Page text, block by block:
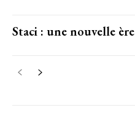
Staci : une nouvelle ère